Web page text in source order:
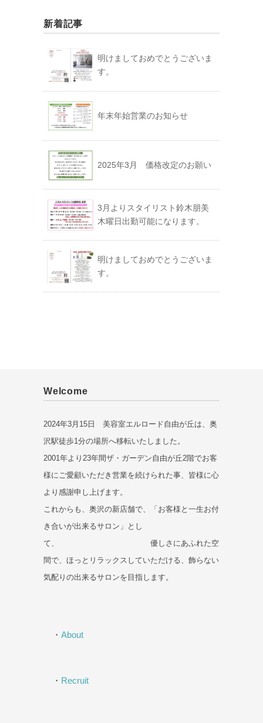
新着記事
明けましておめでとうございま
す。
年末年始営業のお知らせ
2025年3月 価格改定のお願い
3月よりスタイリスト鈴木朋美
木曜日出勤可能になります。
明けましておめでとうございま
す。
Welcome
2024年3月15日 美容室エルロード自由が丘は、奥
沢駅徒歩1分の場所へ移転いたしました。
2001年より23年間ザ・ガーデン自由が丘2階でお客
様にご愛顧いただき営業を続けられた事、皆様に心
より感謝申し上げます。
これからも、奥沢の新店舗で、「お客様と一生お付
き合いが出来るサロン」とし
て、 優しさにあふれた空
間で、ほっとリラックスしていただける、飾らない
気配りの出来るサロンを目指します。
・ About
・ Recruit